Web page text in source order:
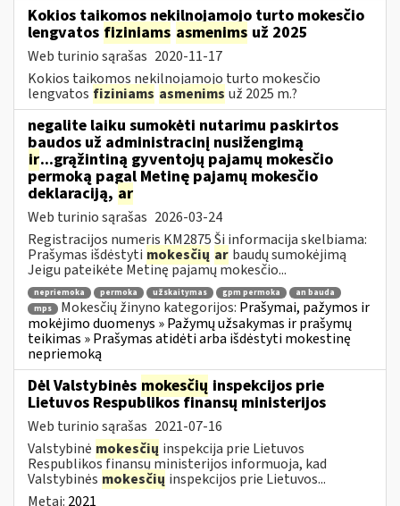
Kokios taikomos nekilnojamojo turto mokesčio
lengvatos fiziniams asmenims už 2025
Web turinio sąrašas 2020-11-17
Kokios taikomos nekilnojamojo turto mokesčio
lengvatos fiziniams asmenims už 2025 m.?
negalite laiku sumokėti nutarimu paskirtos
baudos už administracinį nusižengimą
ir...grąžintiną gyventojų pajamų mokesčio
permoką pagal Metinę pajamų mokesčio
deklaraciją, ar
Web turinio sąrašas 2026-03-24
Registracijos numeris KM2875 Ši informacija skelbiama:
Prašymas išdėstyti mokesčių ar baudų sumokėjimą
Jeigu pateikėte Metinę pajamų mokesčio...
nepriemoka permoka užskaitymas gpm permoka
an bauda
mps
Mokesčių žinyno kategorijos: Prašymai, pažymos ir
mokėjimo duomenys » Pažymų užsakymas ir prašymų
teikimas » Prašymas atidėti arba išdėstyti mokestinę
nepriemoką
Dėl Valstybinės mokesčių inspekcijos prie
Lietuvos Respublikos finansų ministerijos
Web turinio sąrašas 2021-07-16
Valstybinė mokesčių inspekcija prie Lietuvos
Respublikos finansų ministerijos informuoja, kad
Valstybinės mokesčių inspekcijos prie Lietuvos...
Metai: 2021